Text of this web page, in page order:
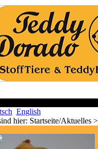
English
hier: Startseite/Aktuelles